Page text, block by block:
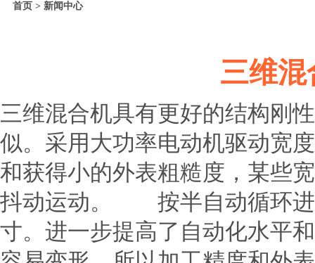
首页 > 新闻中心
三维混
三维混合机具有更好的结构刚
似。采用大功率电动机驱动宽
和获得小的外表粗糙度，某些
抖动运动。 按半自动循环进
寸。进一步提高了自动化水平